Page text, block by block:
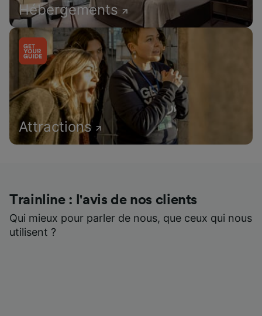
Hébergements
Attractions
Trainline : l'avis de nos clients
Qui mieux pour parler de nous, que ceux qui nous
utilisent ?